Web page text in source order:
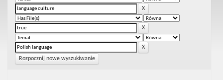
Rozpocznij nowe wyszukiwanie